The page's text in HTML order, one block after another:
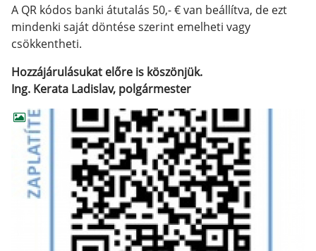
A QR kódos banki átutalás 50,- € van beállítva, de ezt
mindenki saját döntése szerint emelheti vagy
csökkentheti.
Hozzájárulásukat előre is köszönjük.
Ing. Kerata Ladislav, polgármester